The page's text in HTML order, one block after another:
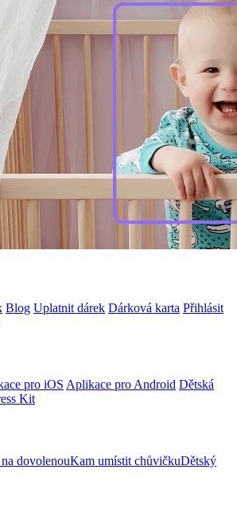
Blog Uplatnit dárek Dárková karta Přihlásit
pro iOS Aplikace pro Android Dětská
Kit
dovolenouKam umístit chůvičkuDětský